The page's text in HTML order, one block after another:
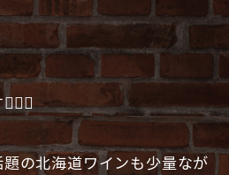
の北海道ワインも少量なが